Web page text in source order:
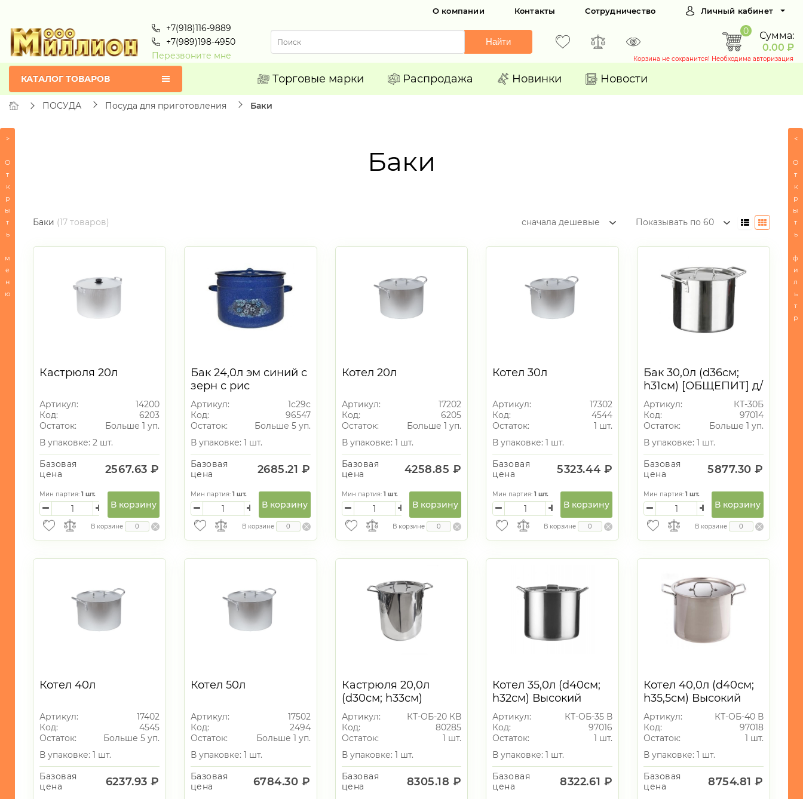
О компании Контакты Сотрудничество Личный кабинет
+7(918)116-9889
+7(989)198-4950
Перезвоните мне
Найти
0
Сумма:
0.00 ₽
Корзина не сохранится! Необходима авторизация
КАТАЛОГ ТОВАРОВ Торговые марки Распродажа Новинки Новости
ПОСУДА Посуда для приготовления Баки
по
СЕРТИФИКАТЫ
-
Сервировка
стола
Кондитерские
запекания
Хранение
БЫТОВАЯ
ТЕХНИКА
ИГРУШКИ
ХОЗЯЙСТВЕННЫЕ
ГАЛАНТЕРЕЯ
ОСВЕЩЕНИЕ
ТОВАРЫ
ТУРИЗМА
ПИКНИКА
>
О
т
к
р
ы
т
ь
м
е
н
ю
Баки
Баки (17 товаров) сначала дешевые Показывать по 60
Кастрюля 20л
Артикул:
14200
Код:
6203
Остаток:
Больше 1 уп.
В упаковке: 2 шт.
Базовая
цена
2567.63 ₽
Мин партия: 1 шт.
В корзину
В корзине
Бак 24,0л эм синий с
зерн с рис
[ГОЛУБИКА]
Артикул:
1с29с
Код:
96547
Остаток:
Больше 5 уп.
В упаковке: 1 шт.
Базовая
цена
2685.21 ₽
Мин партия: 1 шт.
В корзину
В корзине
Котел 20л
Артикул:
17202
Код:
6205
Остаток:
Больше 1 уп.
В упаковке: 1 шт.
Базовая
цена
4258.85 ₽
Мин партия: 1 шт.
В корзину
В корзине
Котел 30л
Артикул:
17302
Код:
4544
Остаток:
1 шт.
В упаковке: 1 шт.
Базовая
цена
5323.44 ₽
Мин партия:1 шт.
В корзину
В корзине
Бак 30,0л (d36см;
h31см) [ОБЩЕПИТ] д/
хранения и
переноски
Артикул:
КТ-30Б
Код:
97014
Остаток:
Больше 1 уп.
В упаковке: 1 шт.
Базовая
цена
5877.30 ₽
Мин партия:1 шт.
В корзину
В корзине
Котел 40л
Артикул:
17402
Код:
4545
Остаток:
Больше 5 уп.
В упаковке: 1 шт.
Базовая
цена
6237.93 ₽
Котел 50л
Артикул:
17502
Код:
2494
Остаток:
Больше 1 уп.
В упаковке: 1 шт.
Базовая
цена
6784.30 ₽
Кастрюля 20,0л
(d30см; h33см)
Высокий [ОБЩЕПИТ]
ТРС Капсульное дно
Сварной Клепанные
ручки
Артикул:
КТ-ОБ-20 КВ
Код:
80285
Остаток:
1 шт.
В упаковке: 1 шт.
Базовая
цена
8305.18 ₽
Котел 35,0л (d40см;
h32см) Высокий
[ОБЩЕПИТ]
Сварной. Клепаные
ручки, 1
Артикул:
КТ-ОБ-35 В
Код:
97016
Остаток:
1 шт.
В упаковке: 1 шт.
Базовая
цена
8322.61 ₽
Котел 40,0л (d40см;
h35,5см) Высокий
[ОБЩЕПИТ]
Сварной. Клепаные
ручки, 1
Артикул:
КТ-ОБ-40 В
Код:
97018
Остаток:
1 шт.
В упаковке: 1 шт.
Базовая
цена
8754.81 ₽
<
О
т
к
р
ы
т
ь
ф
и
л
ь
т
р